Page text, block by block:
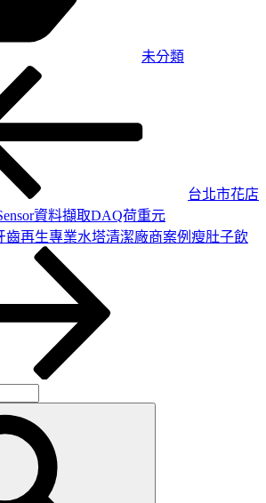
未分類
台北市花店
資料擷取DAQ荷重元
齒再生專業水塔清潔廠商案例瘦肚子飲